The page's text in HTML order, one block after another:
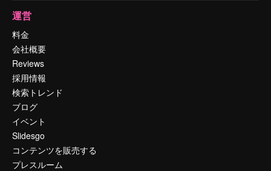
運営
料金
会社概要
Reviews
採用情報
検索トレンド
ブログ
イベント
Slidesgo
コンテンツを販売する
プレスルーム